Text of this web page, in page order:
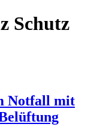
Schutz
Notfall mit